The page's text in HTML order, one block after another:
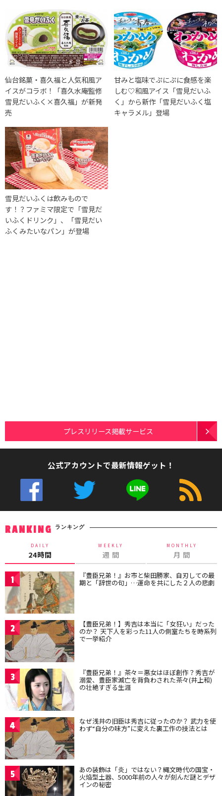
仙台銘菓・喜久福と人気和風ア
イスがコラボ！「喜久水庵監修
雪見だいふく×喜久福」が新発
売
甘みと塩味でぷにぷに食感を楽
しむ♡和風アイス「雪見だいふ
く」から新作「雪見だいふく塩
キャラメル」登場
雪見だいふくは飲みもので
す！？ファミマ限定で「雪見だ
いふくドリンク」、「雪見だい
ふくみたいなパン」が登場
プレスリリース掲載サービス
公式アカウントで最新情報ゲット！
RANKING ランキング
DAILY
24時間
WEEKLY
週 間
MONTHLY
月 間
1 『豊臣兄弟！』お市と柴田勝家、自刃しての最
期と「辞世の句」…運命を共にした２人の悲劇
2 【豊臣兄弟！】秀吉は本当に「女狂い」だった
のか？ 天下人を彩った11人の側室たちを時系列
で一挙紹介
3 『豊臣兄弟！』茶々＝悪女はほぼ創作？秀吉が
溺愛、豊臣家滅亡を背負わされた茶々(井上和)
の壮絶すぎる生涯
4 なぜ浅井の旧臣は秀吉に従ったのか？ 武力を使
わず“自分の味方”に変えた裏工作の技法とは
5 あの装飾は「炎」ではない？縄文時代の国宝・
火焔型土器、5000年前の人々が刻んだ謎とデザ
インの秘密